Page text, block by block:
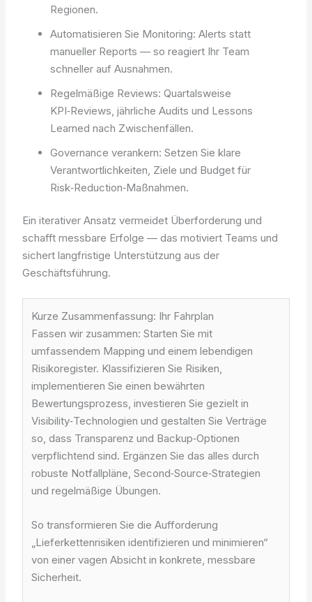
Regionen.
Automatisieren Sie Monitoring: Alerts statt
manueller Reports — so reagiert Ihr Team
schneller auf Ausnahmen.
Regelmäßige Reviews: Quartalsweise
KPI‑Reviews, jährliche Audits und Lessons
Learned nach Zwischenfällen.
Governance verankern: Setzen Sie klare
Verantwortlichkeiten, Ziele und Budget für
Risk‑Reduction‑Maßnahmen.
Ein iterativer Ansatz vermeidet Überforderung und
schafft messbare Erfolge — das motiviert Teams und
sichert langfristige Unterstützung aus der
Geschäftsführung.
Kurze Zusammenfassung: Ihr Fahrplan
Fassen wir zusammen: Starten Sie mit
umfassendem Mapping und einem lebendigen
Risikoregister. Klassifizieren Sie Risiken,
implementieren Sie einen bewährten
Bewertungsprozess, investieren Sie gezielt in
Visibility‑Technologien und gestalten Sie Verträge
so, dass Transparenz und Backup‑Optionen
verpflichtend sind. Ergänzen Sie das alles durch
robuste Notfallpläne, Second‑Source‑Strategien
und regelmäßige Übungen.
So transformieren Sie die Aufforderung
„Lieferkettenrisiken identifizieren und minimieren“
von einer vagen Absicht in konkrete, messbare
Sicherheit.